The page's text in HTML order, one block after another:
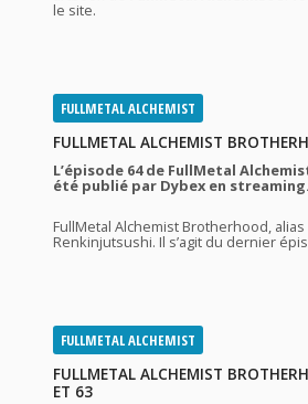
le site.
FULLMETAL ALCHEMIST
FULLMETAL ALCHEMIST
L’épisode 64 de FullMetal
été publié par Dybex en streaming.
FullMetal Alchemist Brotherhood, alias
Renkinjutsushi. Il s’agit du dernier
FULLMETAL ALCHEMIST
FULLMETAL ALCHEMIST
ET 63